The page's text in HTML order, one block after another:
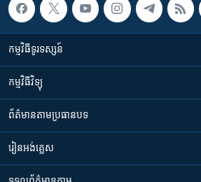
កម្មវិធី​ទូរទស្សន៍
កម្មវិធី​វិទ្យុ
ព័ត៌មាន​តាមប្រធានបទ​
រៀន​​អង់គ្លេស